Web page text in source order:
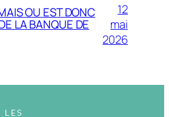
OU EST DONC
LA BANQUE DE
12
mai
2026